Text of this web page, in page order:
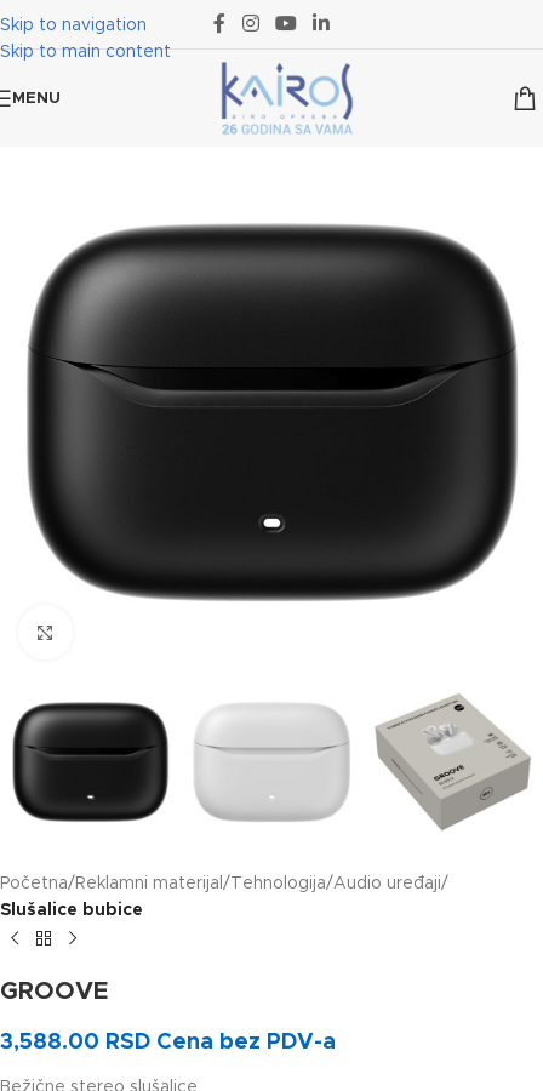
Skip to navigation
Skip to main content
MENU
Početna Reklamni materijal Tehnologija Audio uređaji
Slušalice bubice
GROOVE
3,588.00 RSD Cena bez PDV-a